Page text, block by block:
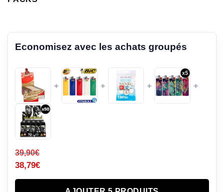
Economisez avec les achats groupés
+ + + +
39,90€
38,79€